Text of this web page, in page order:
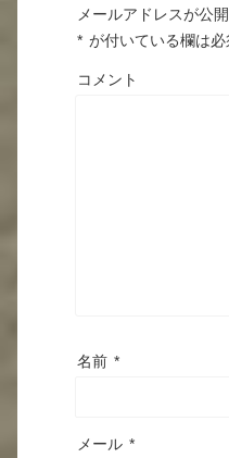
メールアドレスが公
* が付いている欄は
コメント
名前 *
メール *